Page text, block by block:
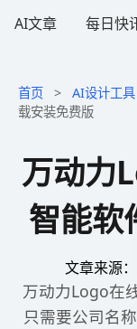
AI文章 每日快
首页 > AI设计工具
载安装免费版
万动力
智能软
文章来源
万动力Logo在
只需要公司名